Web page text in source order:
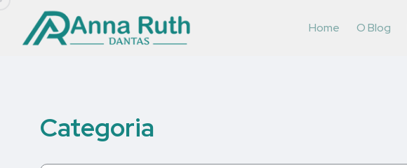
Home O Blog
Categoria